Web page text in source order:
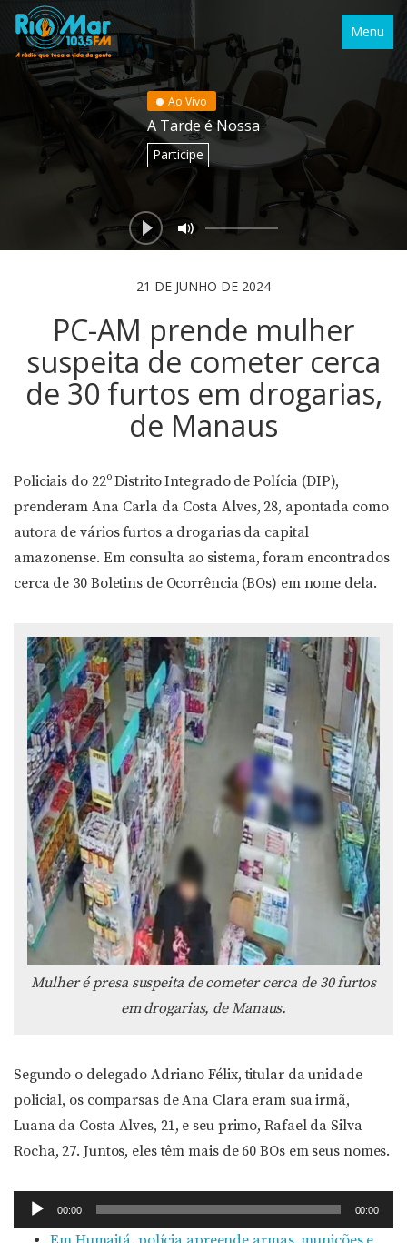
Menu
Ao Vivo
A Tarde é Nossa
Participe
21 DE JUNHO DE 2024
PC-AM prende mulher
suspeita de cometer cerca
de 30 furtos em drogarias,
de Manaus
Policiais do 22º Distrito Integrado de Polícia (DIP),
prenderam Ana Carla da Costa Alves, 28, apontada como
autora de vários furtos a drogarias da capital
amazonense. Em consulta ao sistema, foram encontrados
cerca de 30 Boletins de Ocorrência (BOs) em nome dela.
Mulher é presa suspeita de cometer cerca de 30 furtos
em drogarias, de Manaus.
Segundo o delegado Adriano Félix, titular da unidade
policial, os comparsas de Ana Clara eram sua irmã,
Luana da Costa Alves, 21, e seu primo, Rafael da Silva
Rocha, 27. Juntos, eles têm mais de 60 BOs em seus nomes.
Tocador
de
00:00 00:00